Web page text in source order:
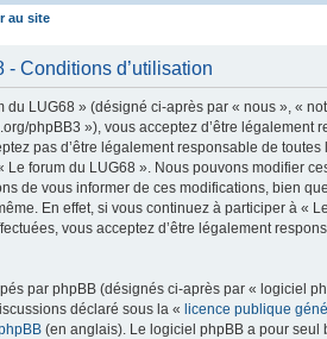
au site
- Conditions d’utilisation
du LUG68 » (désigné ci-après par « nous », «
phpBB3 »), vous acceptez d’être légalement
pas d’être légalement responsable de
Le forum du LUG68 ». Nous pouvons modifier
de vous informer de ces modifications, bien
En effet, si vous continuez à participer à «
vous acceptez d’être légalement
par phpBB (désignés ci-après par « logiciel
déclaré sous la « licence publique
(en anglais). Le logiciel phpBB a pour seul